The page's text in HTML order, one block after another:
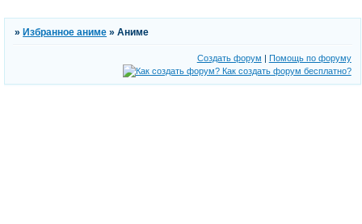
» Избранное аниме »Аниме
Создать форум | Помощь по форуму